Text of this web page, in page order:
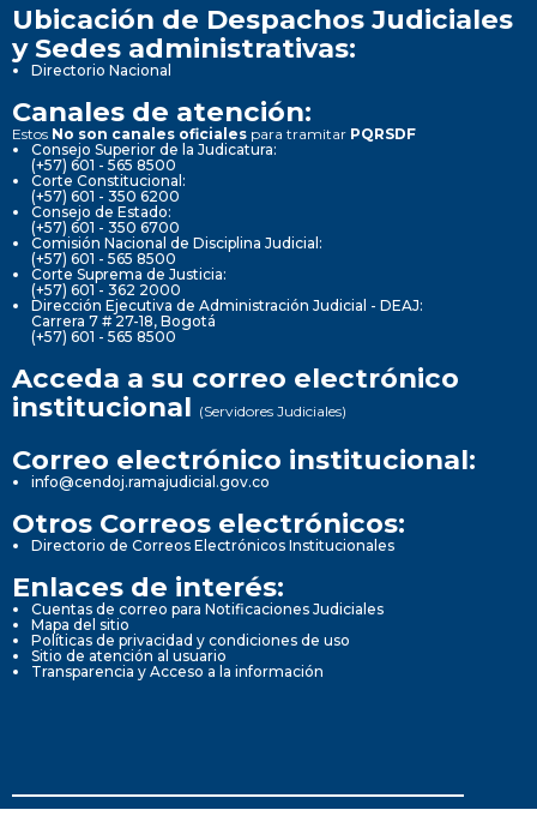
Ubicación de Despachos Judiciales
y Sedes administrativas:
Directorio Nacional
Canales de atención:
Estos No son canales oficiales para tramitar PQRSDF
Consejo Superior de la Judicatura:
(+57) 601 - 565 8500
Corte Constitucional:
(+57) 601 - 350 6200
Consejo de Estado:
(+57) 601 - 350 6700
Comisión Nacional de Disciplina Judicial:
(+57) 601 - 565 8500
Corte Suprema de Justicia:
(+57) 601 - 362 2000
Dirección Ejecutiva de Administración Judicial - DEAJ:
Carrera 7 # 27-18, Bogotá
(+57) 601 - 565 8500
Acceda a su correo electrónico
institucional (Servidores Judiciales)
Correo electrónico institucional:
info@cendoj.ramajudicial.gov.co
Otros Correos electrónicos:
Directorio de Correos Electrónicos Institucionales
Enlaces de interés:
Cuentas de correo para Notificaciones Judiciales
Mapa del sitio
Políticas de privacidad y condiciones de uso
Sitio de atención al usuario
Transparencia y Acceso a la información